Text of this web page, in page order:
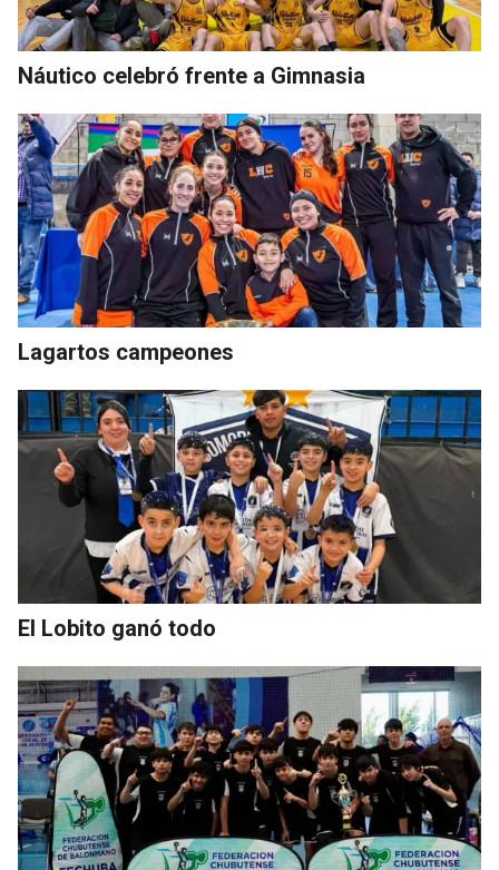
Náutico celebró frente a Gimnasia
Lagartos campeones
El Lobito ganó todo